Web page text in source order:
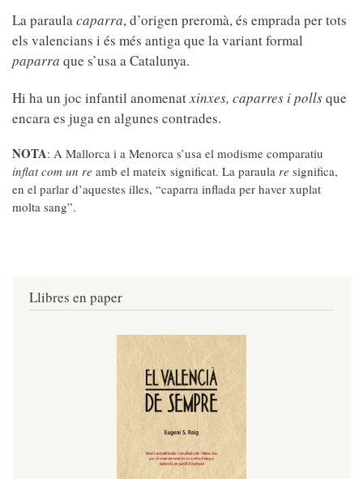
La paraulacaparra, d’origen preromà, és emprada per tots
els valencians i és més antiga que la variant formal
paparra que s’usa a Catalunya.
Hi ha un joc infantil anomenatxinxes, caparres i pollsque
encara es juga en algunes contrades.
NOTA: A Mallorca i a Menorca s’usa el modisme comparatiu
inflat com un re amb el mateix significat. La paraula re significa,
en el parlar d’aquestes illes, “caparra inflada per haver xuplat
molta sang”.
Llibres en paper